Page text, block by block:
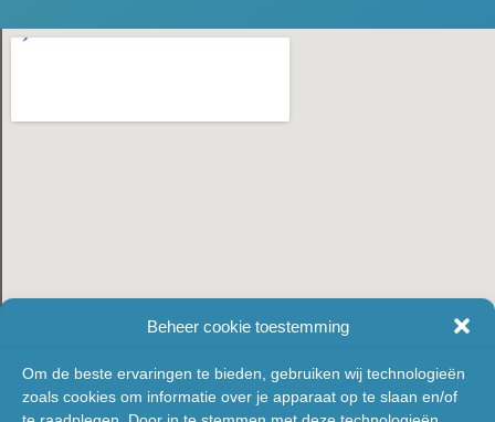
Beheer cookie toestemming
Om de beste ervaringen te bieden, gebruiken wij technologieën
zoals cookies om informatie over je apparaat op te slaan en/of